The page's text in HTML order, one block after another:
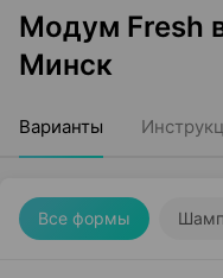
Модум Fresh
Минск
Варианты
Все формы